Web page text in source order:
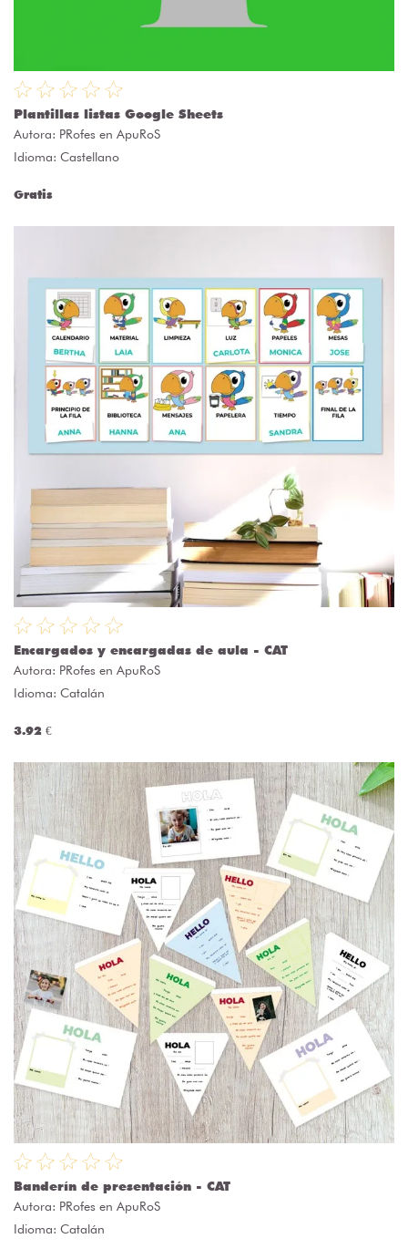
Plantillas listas Google Sheets
Autora: PRofes en ApuRoS
Idioma: Castellano
Gratis
Encargados y encargadas de aula - CAT
Autora: PRofes en ApuRoS
Idioma: Catalán
3.92 €
Banderín de presentación - CAT
Autora: PRofes en ApuRoS
Idioma: Catalán